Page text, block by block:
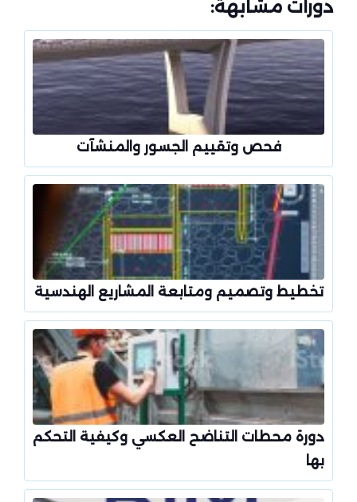
دورات مشابهة:
فحص وتقييم الجسور والمنشآت
تخطيط وتصميم ومتابعة المشاريع الهندسية
دورة محطات التناضح العكسي وكيفية التحكم
بها